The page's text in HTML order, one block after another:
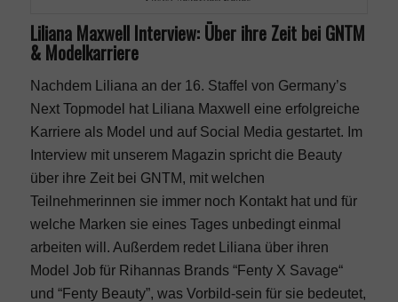
Liliana Maxwell Interview: Über ihre Zeit bei GNTM
& Modelkarriere
Nachdem Liliana an der 16. Staffel von Germany’s
Next Topmodel
hat Liliana Maxwell eine erfolgreiche
Karriere als Model und auf Social Media gestartet. Im
Interview mit unserem Magazin spricht die Beauty
über ihre Zeit bei GNTM, mit welchen
Teilnehmerinnen sie immer noch Kontakt hat und für
welche Marken sie eines Tages unbedingt einmal
arbeiten will. Außerdem redet Liliana über ihren
Model Job für Rihannas Brands “Fenty X Savage“
und “Fenty Beauty”, was Vorbild-sein für sie bedeutet,